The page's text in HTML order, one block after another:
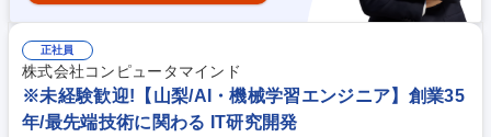
正社員
株式会社コンピュータマインド
※未経験歓迎!【山梨/AI・機械学習エンジニア】創業35
年/最先端技術に関わる IT研究開発